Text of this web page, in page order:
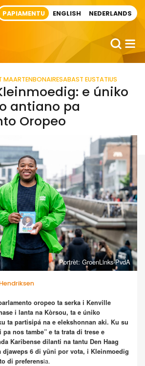
PAPIAMENTU ENGLISH NEDERLANDS
MAARTENBONAIRESABAST EUSTATIUS
e úniko
antiano pa
Oropeo
Portrèt: GroenLinks-PvdA
oropeo ta serka i Kenville
i lanta na Kòrsou, ta e úniko
ta partisipá na e elekshonnan aki. Ku su
pa nos tambe” e ta trata di trese e
Karibense dilanti na tantu Den Haag
djaweps 6 di yüni por vota, i Kleinmoedig
di preferensia.